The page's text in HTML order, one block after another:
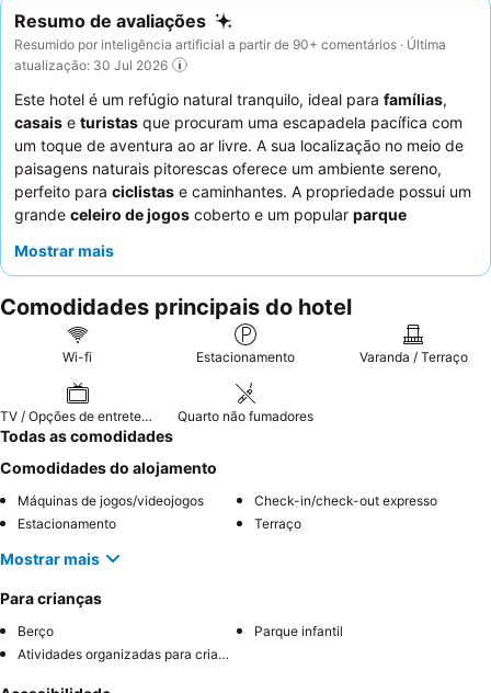
Resumo de avaliações
Resumido por inteligência artificial a partir de 90+ comentários · Última
atualização: 30 Jul 2026
Este hotel é um refúgio natural tranquilo, ideal para famílias,
casais e turistas que procuram uma escapadela pacífica com
um toque de aventura ao ar livre. A sua localização no meio de
paisagens naturais pitorescas oferece um ambiente sereno,
perfeito para ciclistas e caminhantes. A propriedade possui um
grande celeiro de jogos coberto e um popular parque
com crianças. Os hóspedes elogiam consistentemente os
camião de comida ocasional no local. Para uma experiência
verdadeiramente única, considere alugar bicicletas diretamente
no hotel para explorar a encantadora região agrícola.
Mostrar mais
Comodidades principais do hotel
Wi-fi Estacionamento Varanda / Terraço
TV / Opções de entretenimento Quarto não fumadores
Todas as comodidades
Comodidades do alojamento
Máquinas de jogos/videojogos
Check-in/check-out expresso
Estacionamento
Terraço
Mostrar mais
Para crianças
Berço
Parque infantil
Atividades organizadas para crianças